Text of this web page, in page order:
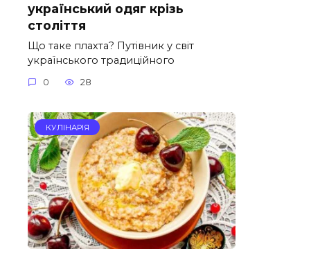
український одяг крізь
століття
Що таке плахта? Путівник у світ
українського традиційного
0 28
КУЛІНАРІЯ